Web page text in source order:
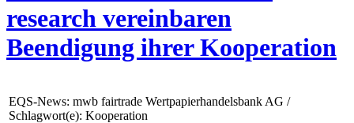
research vereinbaren
Beendigung ihrer Kooperation
EQS-News: mwb fairtrade Wertpapierhandelsbank AG /
Schlagwort(e): Kooperation